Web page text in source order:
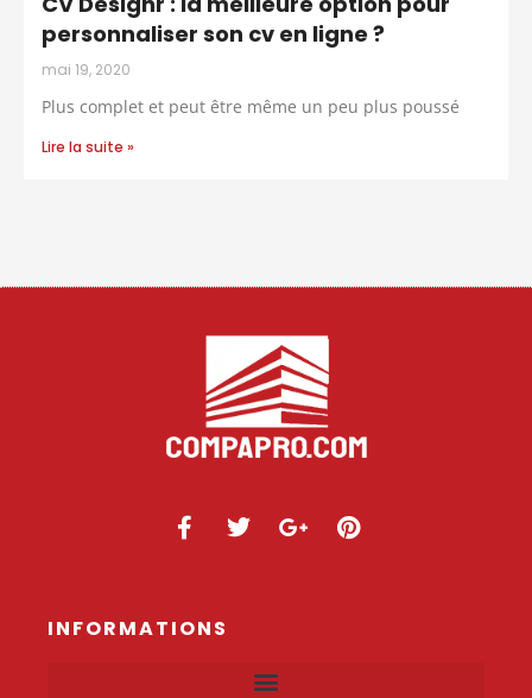
personnaliser son cv en ligne ?
mai 19, 2020
Plus complet et peut être même un peu plus poussé
Lire la suite »
INFORMATIONS